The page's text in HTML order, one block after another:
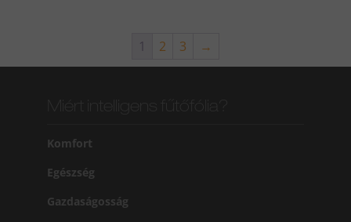
1 2 3 →
Komfort
Egészség
Gazdaságosság